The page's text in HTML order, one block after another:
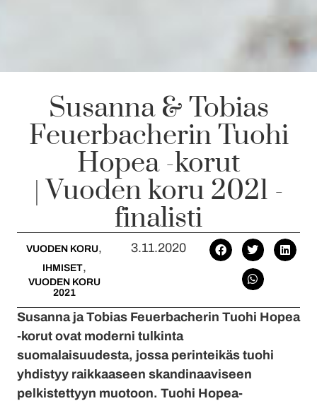
Susanna & Tobias
Feuerbacherin Tuohi
Hopea -korut
| Vuoden koru 2021 -
finalisti
VUODEN KORU,
IHMISET,
VUODEN KORU
2021
3.11.2020
Susanna ja Tobias Feuerbacherin Tuohi Hopea
-korut ovat moderni tulkinta
suomalaisuudesta, jossa perinteikäs tuohi
yhdistyy raikkaaseen skandinaaviseen
pelkistettyyn muotoon. Tuohi Hopea-